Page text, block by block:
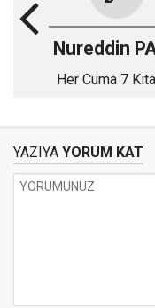
Nureddin
Her Cuma 7
YAZIYA YORUM KAT